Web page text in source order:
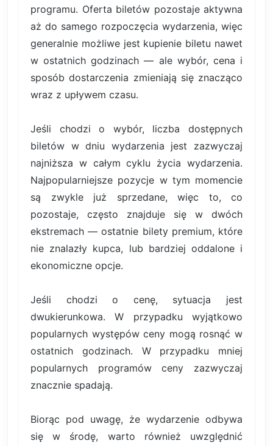
programu. Oferta biletów pozostaje aktywna
aż do samego rozpoczęcia wydarzenia, więc
generalnie możliwe jest kupienie biletu nawet
w ostatnich godzinach — ale wybór, cena i
sposób dostarczenia zmieniają się znacząco
wraz z upływem czasu.
Jeśli chodzi o wybór, liczba dostępnych
biletów w dniu wydarzenia jest zazwyczaj
najniższa w całym cyklu życia wydarzenia.
Najpopularniejsze pozycje w tym momencie
są zwykle już sprzedane, więc to, co
pozostaje, często znajduje się w dwóch
ekstremach — ostatnie bilety premium, które
nie znalazły kupca, lub bardziej oddalone i
ekonomiczne opcje.
Jeśli chodzi o cenę, sytuacja jest
dwukierunkowa. W przypadku wyjątkowo
popularnych występów ceny mogą rosnąć w
ostatnich godzinach. W przypadku mniej
popularnych programów ceny zazwyczaj
znacznie spadają.
Biorąc pod uwagę, że wydarzenie odbywa
się w środę, warto również uwzględnić